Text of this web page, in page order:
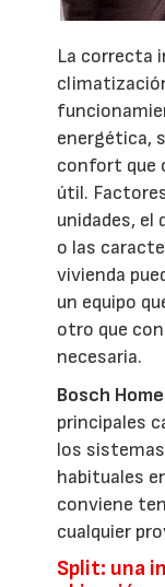
La correcta
energética,
confort que
útil.
unidades,
o las
vivienda
un equipo
otro que
necesaria.
Bosch
principales
los
habituales
conviene
cualquier
Split: una